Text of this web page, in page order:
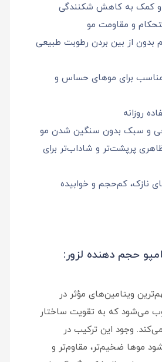
کمک به کاهش شکنندگی
و مقاومت مو
بدون از بین بردن رطوبت طبیعی
برای موهای حساس و
روزانه
و سبک بدون سنگین شدن مو
پرپشت‌تر و شاداب‌تر برای
نازک، کم‌حجم و خوابیده
حجم دهنده لزور:
ویتامین‌های مؤثر در
می‌شود که به تقویت ساختار
وجود این ترکیب در
موها ضخیم‌تر، مقاوم‌تر و